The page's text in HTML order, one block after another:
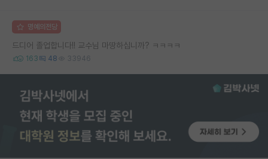
명예의전당
드디어 졸업합니다!! 교수님 마땅하십니까? ㅋㅋㅋㅋ
163 48 33946